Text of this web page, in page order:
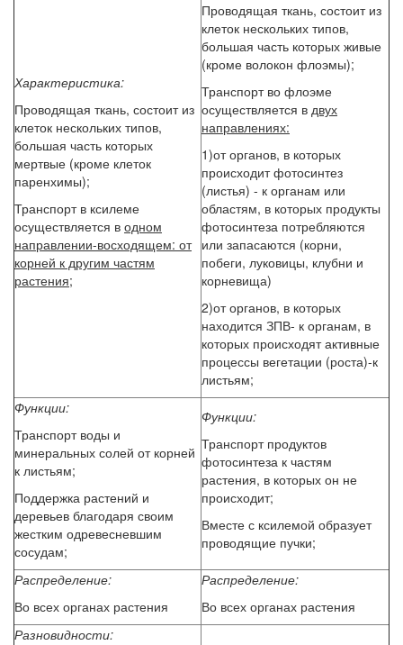
Характеристика:
Проводящая ткань, состоит из
клеток нескольких типов,
большая часть которых
мертвые (кроме клеток
паренхимы);
Транспорт в ксилеме
осуществляется в одном
направлении-восходящем: от
корней к другим частям
растения;
Проводящая ткань, состоит из
клеток нескольких типов,
большая часть которых живые
(кроме волокон флоэмы);
Транспорт во флоэме
осуществляется в двух
направлениях:
1)от органов, в которых
происходит фотосинтез
(листья) - к органам или
областям, в которых продукты
фотосинтеза потребляются
или запасаются (корни,
побеги, луковицы, клубни и
корневища)
2)от органов, в которых
находится ЗПВ- к органам, в
которых происходят активные
процессы вегетации (роста)-к
листьям;
Функции:
Транспорт воды и
минеральных солей от корней
к листьям;
Поддержка растений и
деревьев благодаря своим
жестким одревесневшим
сосудам;
Функции:
Транспорт продуктов
фотосинтеза к частям
растения, в которых он не
происходит;
Вместе с ксилемой образует
проводящие пучки;
Распределение:
Во всех органах растения
Распределение:
Во всех органах растения
Разновидности: